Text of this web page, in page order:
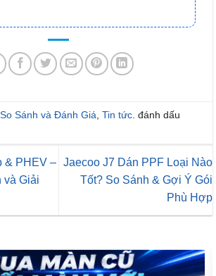
So Sánh và Đánh Giá Tin tức . đánh dấu
& PHEV –
và Giải
Jaecoo J7 Dán PPF Loại Nào
Tốt? So Sánh & Gợi Ý Gói
Phù Hợp